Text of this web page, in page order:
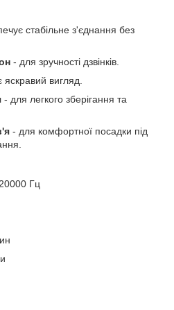
стабільне з'єднання без
- для зручності дзвінків.
яскравий вигляд.
- для легкого зберігання та
- для комфортної посадки під
Гц